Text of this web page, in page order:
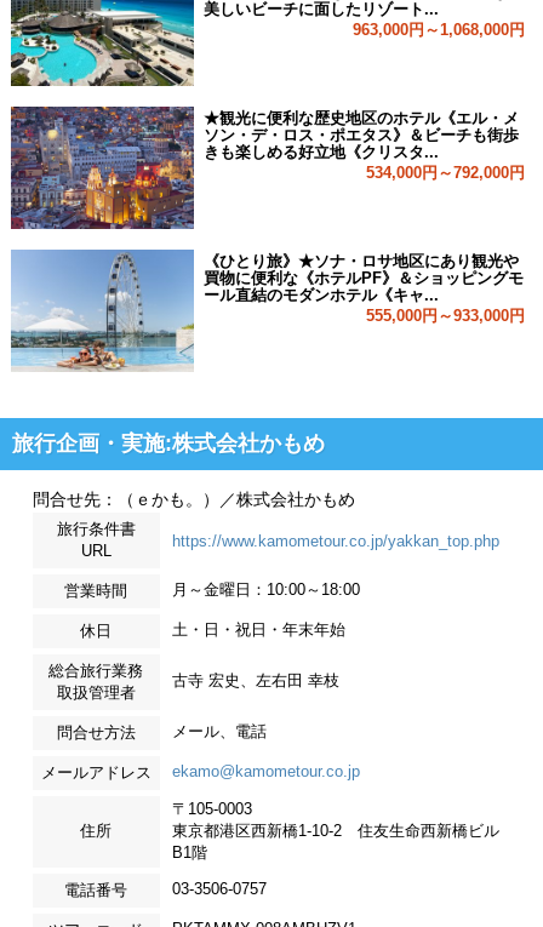
美しいビーチに面したリゾート...
963,000円～1,068,000円
★観光に便利な歴史地区のホテル《エル・メ
ソン・デ・ロス・ポエタス》＆ビーチも街歩
きも楽しめる好立地《クリスタ...
534,000円～792,000円
《ひとり旅》★ソナ・ロサ地区にあり観光や
買物に便利な《ホテルPF》＆ショッピングモ
ール直結のモダンホテル《キャ...
555,000円～933,000円
旅行企画・実施:株式会社かもめ
問合せ先：（ｅかも。）／株式会社かもめ
旅行条件書
URL
https://www.kamometour.co.jp/yakkan_top.php
営業時間 月～金曜日：10:00～18:00
休日 土・日・祝日・年末年始
総合旅行業務
取扱管理者
古寺 宏史、左右田 幸枝
問合せ方法 メール、電話
メールアドレス ekamo@kamometour.co.jp
住所
〒105-0003
東京都港区西新橋1-10-2 住友生命西新橋ビル
B1階
電話番号 03-3506-0757